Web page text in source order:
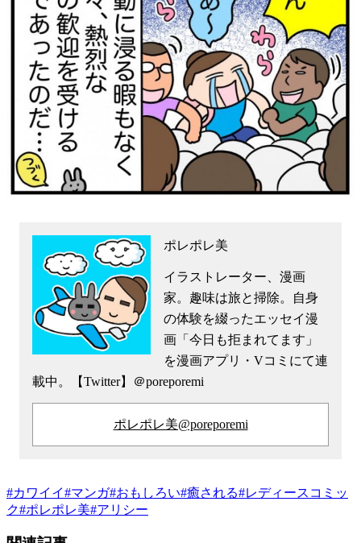
ポレポレ美
イラストレーター、漫画
家。趣味は旅と掃除。自身
の体験を綴ったエッセイ漫
画「今日も拒まれてます」
を漫画アプリ・Vコミにて連
載中。【Twitter】＠poreporemi
ポレポレ美@poreporemi
#カワイイ#マンガ#おもしろい#癒される#レディースコミッ
ク#ポレポレ美#アリシー